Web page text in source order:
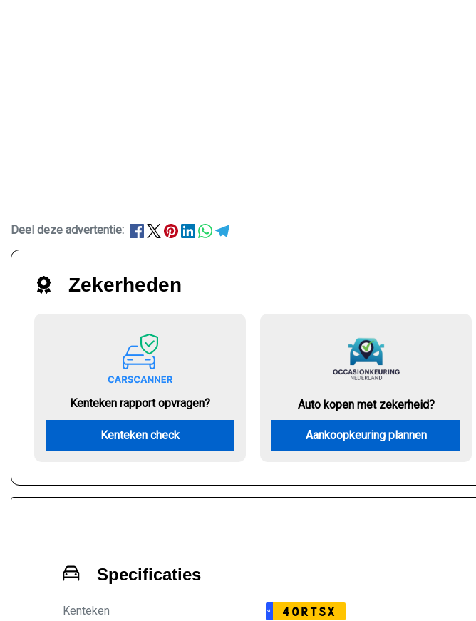
Deel deze advertentie:
Zekerheden
Kenteken rapport opvragen?
Kenteken check
Auto kopen met zekerheid?
Aankoopkeuring plannen
Specificaties
Kenteken NL 40RTSX